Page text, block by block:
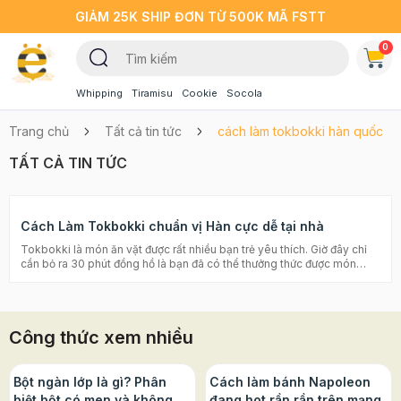
GIẢM 25K SHIP ĐƠN TỪ 500K MÃ FSTT
Whipping Tiramisu Cookie Socola
0
Trang chủ Tất cả tin tức cách làm tokbokki hàn quốc
TẤT CẢ TIN TỨC
Cách Làm Tokbokki chuẩn vị Hàn cực dễ tại nhà
Tokbokki là món ăn vặt được rất nhiều bạn trẻ yêu thích. Giờ đây chỉ
cần bỏ ra 30 phút đồng hồ là bạn đã có thể thưởng thức được món
Bánh gạo kèm sốt: 350g – Chả cá: 50g – Xúc xích: 100g – Vừng: 10g –
Phô mai bào: 150g – Kim chi: 100g – Hành lá: 3 cây (tùy thích) Tại
Beemart có COMBO NẤU LẨU TOKBOKKI HÀN QUỐC với ĐẦY ĐỦ
NGUYÊN LIỆU giúp các bạn làm thành công món này ngay lần đầu
tiên. Dù chưa từng vào bếp nấu ăn bao giờ, các bạn cũng hoàn toàn
Công thức xem nhiều
Bột ngàn lớp là gì? Phân
Cách làm bánh Napoleon